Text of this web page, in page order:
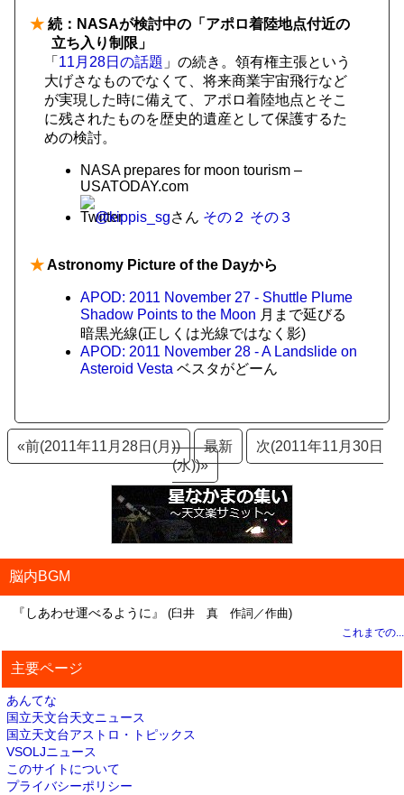
★ 続：NASAが検討中の「アポロ着陸地点付近の
立ち入り制限」
「 11月28日の話題 」の続き。領有権主張という
大げさなものでなくて、将来商業宇宙飛行など
が実現した時に備えて、アポロ着陸地点とそこ
に残されたものを歴史的遺産として保護するた
めの検討。
NASA prepares for moon tourism –
USATODAY.com
@kippis_sgさん その２ その３
★Astronomy Picture of the Dayから
APOD: 2011 November 27 - Shuttle Plume
Shadow Points to the Moon 月まで延びる
暗黒光線(正しくは光線ではなく影)
APOD: 2011 November 28 - A Landslide on
Asteroid Vesta ベスタがどーん
«前(2011年11月28日(月)) 最新
次(2011年11月30日
(水))»
脳内BGM
『しあわせ運べるように』 (臼井 真 作詞／作曲)
これまでの...
主要ページ
あんてな
国立天文台天文ニュース
国立天文台アストロ・トピックス
VSOLJニュース
このサイトについて
プライバシーポリシー